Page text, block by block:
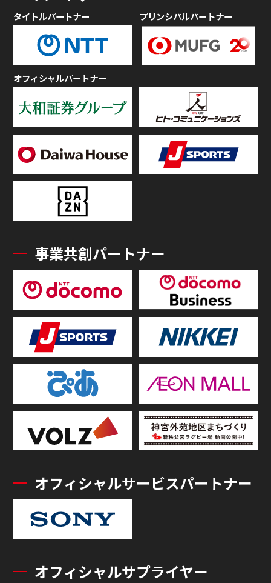
タイトルパートナー プリンシパルパートナー
オフィシャルパートナー
事業共創パートナー
オフィシャルサービスパートナー
オフィシャルサプライヤー